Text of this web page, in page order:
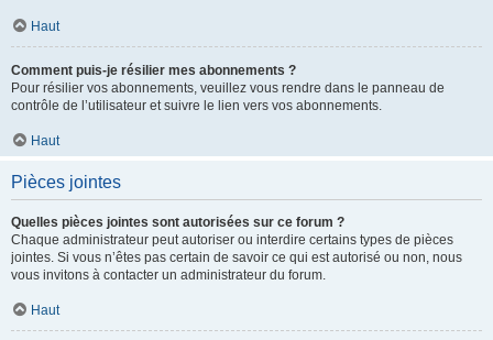
Haut
Comment puis-je résilier mes abonnements ?
Pour résilier vos abonnements, veuillez vous rendre dans le panneau de
contrôle de l’utilisateur et suivre le lien vers vos abonnements.
Haut
Pièces jointes
Quelles pièces jointes sont autorisées sur ce forum ?
Chaque administrateur peut autoriser ou interdire certains types de pièces
jointes. Si vous n’êtes pas certain de savoir ce qui est autorisé ou non, nous
vous invitons à contacter un administrateur du forum.
Haut